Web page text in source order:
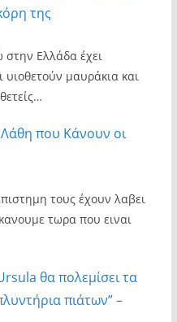
της
στην Ελλάδα έχει
υιοθετούν μαυράκια και
που Κάνουν οι
τους έχουν λαβει
τωρα που ειναι
θα πολεμίσει τα
πιάτων” –